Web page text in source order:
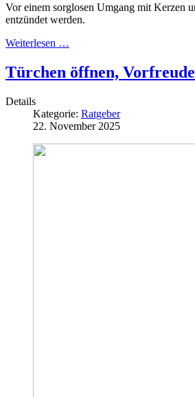
Vor einem sorglosen Umgang mit Kerzen
entzündet werden.
Weiterlesen …
Türchen öffnen,
Details
Kategorie: Ratgeber
22. November 2025